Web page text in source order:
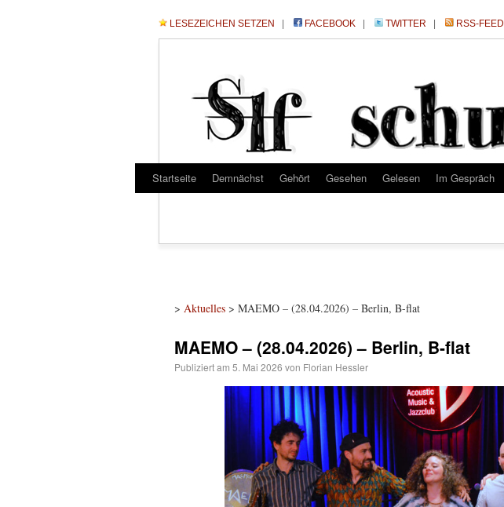
LESEZEICHEN SETZEN FACEBOOK TWITTER RSS-FEED
Startseite Demnächst Gehört Gesehen Gelesen Im Gespräch
> Aktuelles > MAEMO – (28.04.2026) – Berlin, B-flat
MAEMO – (28.04.2026) – Berlin, B-flat
Publiziert am 5. Mai 2026 von Florian Hessler